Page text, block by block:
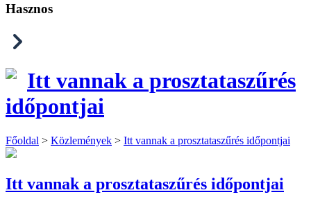
Hasznos
Itt vannak a prosztataszűrés
időpontjai
Főoldal > Közlemények > Itt vannak a prosztataszűrés időpontjai
Itt vannak a prosztataszűrés időpontjai